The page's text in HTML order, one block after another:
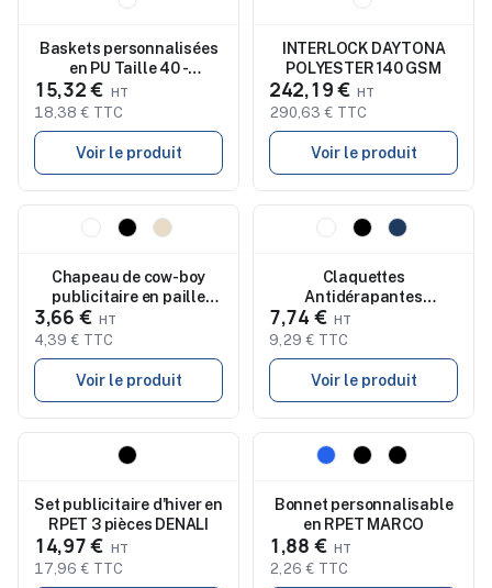
Baskets personnalisées
en PU Taille 40 -
BLANCOS
15,32 €
18,38 € TTC
Voir le produit
INTERLOCK DAYTONA
POLYESTER 140 GSM
242,19 €
290,63 € TTC
Voir le produit
Nouveau
Chapeau de cow-boy
publicitaire en paille
TEXAS
3,66 €
4,39 € TTC
Voir le produit
Nouveau
Claquettes
Antidérapantes
Personnalisées 44/45 -
KOLAM
7,74 €
9,29 € TTC
Voir le produit
Set publicitaire d'hiver en
RPET 3 pièces DENALI
14,97 €
17,96 € TTC
Nouveau
Bonnet personnalisable
en RPET MARCO
1,88 €
2,26 € TTC